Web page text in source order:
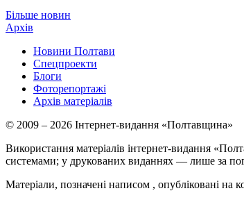
Більше новин
Архів
Новини Полтави
Спецпроекти
Блоги
Фоторепортажі
Архів матеріалів
© 2009 – 2026 Інтернет-видання «Полтавщина»
Використання матеріалів інтернет-видання
системами; у друкованих виданнях — лише за
Матеріали, позначені написом , опубліковані на